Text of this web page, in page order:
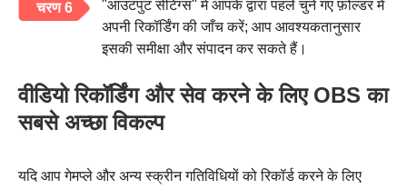
चरण 6
"आउटपुट सेटिंग्स" में आपके द्वारा पहले चुने गए फ़ोल्डर में
अपनी रिकॉर्डिंग की जाँच करें; आप आवश्यकतानुसार
इसकी समीक्षा और संपादन कर सकते हैं।
वीडियो रिकॉर्डिंग और सेव करने के लिए OBS का
सबसे अच्छा विकल्प
यदि आप गेमप्ले और अन्य स्क्रीन गतिविधियों को रिकॉर्ड करने के लिए